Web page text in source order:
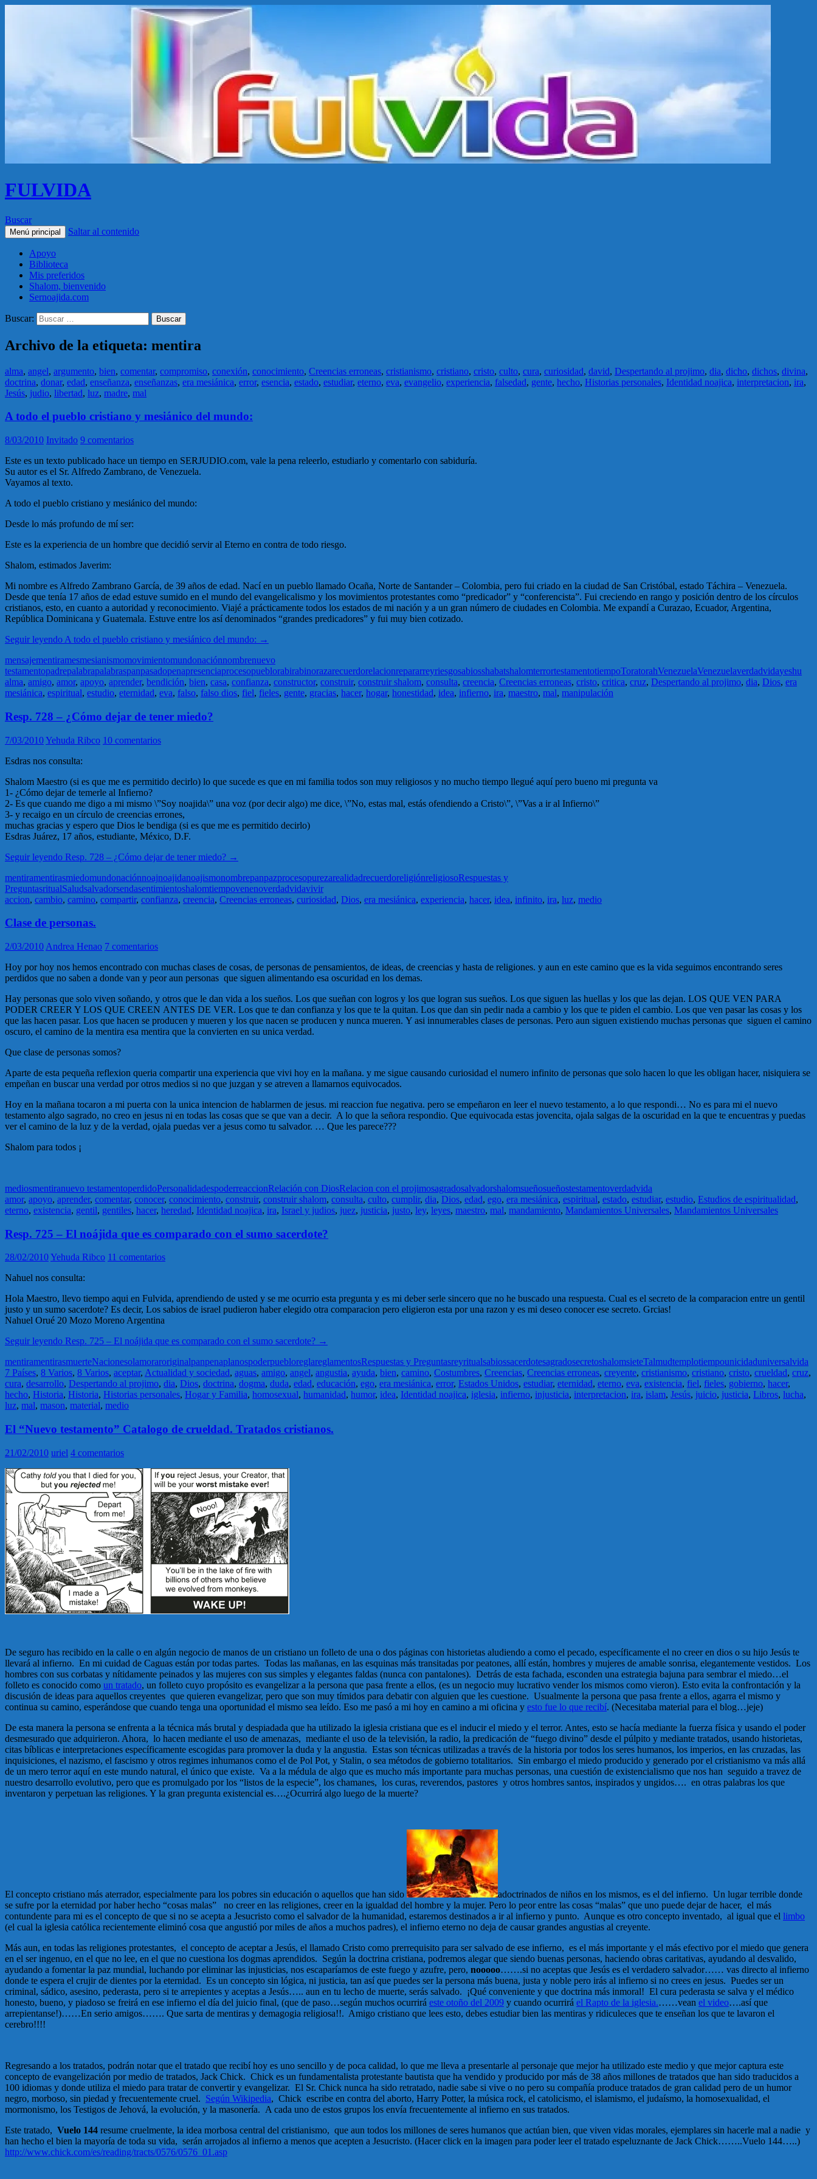
FULVIDA
Buscar
Menú principal Saltar al contenido
Apoyo
Biblioteca
Mis preferidos
Shalom, bienvenido
Sernoajida.com
Buscar:
Archivo de la etiqueta: mentira
alma, angel, argumento, bien, comentar, compromiso, conexión, conocimiento, Creencias erroneas, cristianismo, cristiano, cristo, culto, cura, curiosidad, david, Despertando al projimo, dia, dicho, dichos, divina,
doctrina, donar, edad, enseñanza, enseñanzas, era mesiánica, error, esencia, estado, estudiar, eterno, eva, evangelio, experiencia, falsedad, gente, hecho, Historias personales, Identidad noajica, interpretacion, ira,
Jesús, judio, libertad, luz, madre, mal
A todo el pueblo cristiano y mesiánico del mundo:
8/03/2010 Invitado 9 comentarios
Este es un texto publicado hace un tiempo en SERJUDIO.com, vale la pena releerlo, estudiarlo y comentarlo con sabiduría.
Su autor es el Sr. Alfredo Zambrano, de Venezuela.
Vayamos al texto.
A todo el pueblo cristiano y mesiánico del mundo:
Desde lo más profundo de mí ser:
Este es la experiencia de un hombre que decidió servir al Eterno en contra de todo riesgo.
Shalom, estimados Javerim:
Mi nombre es Alfredo Zambrano García, de 39 años de edad. Nací en un pueblo llamado Ocaña, Norte de Santander – Colombia, pero fui criado en la ciudad de San Cristóbal, estado Táchira – Venezuela.
Desde que tenía 17 años de edad estuve sumido en el mundo del evangelicalismo y los movimientos protestantes como “predicador” y “conferencista”. Fui creciendo en rango y posición dentro de los círculos
cristianos, esto, en cuanto a autoridad y reconocimiento. Viajé a prácticamente todos los estados de mi nación y a un gran número de ciudades en Colombia. Me expandí a Curazao, Ecuador, Argentina,
República Dominicana y Guatemala. Estuve entre los así denominados “grandes predicadores” y fui muy bien cotizado.
Seguir leyendo A todo el pueblo cristiano y mesiánico del mundo: →
mensajementiramesmesianismomovimientomundonaciónnombrenuevo
testamentopadrepalabrapalabraspanpasadopenapresenciaprocesopueblorabirabinorazarecuerdorelacionrepararreyriesgosabiosshabatshalomterrortestamentotiempoToratorahVenezuelaVenezuelaverdadvidayeshu
alma, amigo, amor, apoyo, aprender, bendición, bien, casa, confianza, constructor, construir, construir shalom, consulta, creencia, Creencias erroneas, cristo, critica, cruz, Despertando al projimo, dia, Dios, era
mesiánica, espiritual, estudio, eternidad, eva, falso, falso dios, fiel, fieles, gente, gracias, hacer, hogar, honestidad, idea, infierno, ira, maestro, mal, manipulación
Resp. 728 – ¿Cómo dejar de tener miedo?
7/03/2010Yehuda Ribco 10 comentarios
Esdras nos consulta:
Shalom Maestro (si es que me es permitido decirlo) lo que sucede es que en mi familia todos son muy religiosos y no mucho tiempo llegué aquí pero bueno mi pregunta va
1- ¿Cómo dejar de temerle al Infierno?
2- Es que cuando me digo a mi mismo \”Soy noajida\” una voz (por decir algo) me dice, \”No, estas mal, estás ofendiendo a Cristo\”, \”Vas a ir al Infierno\”
3- y recaigo en un círculo de creencias errones,
muchas gracias y espero que Dios le bendiga (si es que me es permitido decirlo)
Esdras Juárez, 17 años, estudiante, México, D.F.
Seguir leyendo Resp. 728 – ¿Cómo dejar de tener miedo? →
mentiramentirasmiedomundonaciónnoajnoajidanoajismonombrepanpazprocesopurezarealidadrecuerdoreligiónreligiosoRespuestas y
PreguntasritualSaludsalvadorsendasentimientoshalomtiempovenenoverdadvidavivir
accion, cambio, camino, compartir, confianza, creencia, Creencias erroneas, curiosidad, Dios, era mesiánica, experiencia, hacer, idea, infinito, ira, luz, medio
Clase de personas.
2/03/2010 Andrea Henao 7 comentarios
Hoy por hoy nos hemos encontrado con muchas clases de cosas, de personas de pensamientos, de ideas, de creencias y hasta de religiones. y aun en este camino que es la vida seguimos encontrando seres
perdidos que no saben a donde van y peor aun personas que siguen alimentando esa oscuridad en los demas.
Hay personas que solo viven soñando, y otros que le dan vida a los sueños. Los que sueñan con logros y los que logran sus sueños. Los que siguen las huellas y los que las dejan. LOS QUE VEN PARA
PODER CREER Y LOS QUE CREEN ANTES DE VER. Los que te dan confianza y los que te la quitan. Los que dan sin pedir nada a cambio y los que te piden el cambio. Los que ven pasar las cosas y los
que las hacen pasar. Los que hacen se producen y mueren y los que nacen se producen y nunca mueren. Y asi innumerables clases de personas. Pero aun siguen existiendo muchas personas que siguen el camino
oscuro, el camino de la mentira esa mentira que la convierten en su unica verdad.
Que clase de personas somos?
Aparte de esta pequeña reflexion queria compartir una experiencia que vivi hoy en la mañana. y me sigue causando curiosidad el numero infinito de personas que solo hacen lo que les obligan hacer, nisiquiera se
empeñan en buscar una verdad por otros medios si no que juzgan y se atreven a llamarnos equivocados.
Hoy en la mañana tocaron a mi puerta con la unica intencion de hablarmen de jesus. mi reaccion fue negativa. pero se empeñaron en leer el nuevo testamento, a lo que respondi… No es para mi el nuevo
testamento algo sagrado, no creo en jesus ni en todas las cosas que se que van a decir. A lo que la señora respondio. Que equivocada estas jovencita, ojala salgas de la oscuridad en la que te encuentras y puedas
ver el camino de la luz y de la verdad, ojala puedas ver a jesus como tu salvador. … Que les parece???
Shalom para todos ¡
mediosmentiranuevo testamentoperdidoPersonalidadespoderreaccionRelación con DiosRelacion con el projimosagradosalvadorshalomsueñosueñostestamentoverdadvida
amor, apoyo, aprender, comentar, conocer, conocimiento, construir, construir shalom, consulta, culto, cumplir, dia, Dios, edad, ego, era mesiánica, espiritual, estado, estudiar, estudio, Estudios de espiritualidad,
eterno, existencia, gentil, gentiles, hacer, heredad, Identidad noajica, ira, Israel y judios, juez, justicia, justo, ley, leyes, maestro, mal, mandamiento, Mandamientos Universales, Mandamientos Universales
Resp. 725 – El noájida que es comparado con el sumo sacerdote?
28/02/2010Yehuda Ribco 11 comentarios
Nahuel nos consulta:
Hola Maestro, llevo tiempo aqui en Fulvida, aprendiendo de usted y se me ocurrio esta pregunta y es mi deber serle sincero que no he buscado una respuesta. Cual es el secreto de la comparacion entre un gentil
justo y un sumo sacerdote? Es decir, Los sabios de israel pudieron haber elegido otra comparacion pero eligieron esta por una razon y es mi deseo conocer ese secreto. Grcias!
Nahuel Orué 20 Mozo Moreno Argentina
Seguir leyendo Resp. 725 – El noájida que es comparado con el sumo sacerdote? →
mentiramentirasmuerteNacionesolamoraroriginalpanpenaplanospoderpuebloreglareglamentosRespuestas y PreguntasreyritualsabiossacerdotesagradosecretoshalomsieteTalmudtemplotiempounicidaduniversalvida
7 Países, 8 Varios, 8 Varios, aceptar, Actualidad y sociedad, aguas, amigo, angel, angustia, ayuda, bien, camino, Costumbres, Creencias, Creencias erroneas, creyente, cristianismo, cristiano, cristo, crueldad, cruz,
cura, desarrollo, Despertando al projimo, dia, Dios, doctrina, dogma, duda, edad, educación, ego, era mesiánica, error, Estados Unidos, estudiar, eternidad, eterno, eva, existencia, fiel, fieles, gobierno, hacer,
hecho, Historia, Historia, Historias personales, Hogar y Familia, homosexual, humanidad, humor, idea, Identidad noajica, iglesia, infierno, injusticia, interpretacion, ira, islam, Jesús, juicio, justicia, Libros, lucha,
luz, mal, mason, material, medio
El “Nuevo testamento” Catalogo de crueldad. Tratados cristianos.
21/02/2010 uriel 4 comentarios
De seguro has recibido en la calle o en algún negocio de manos de un cristiano un folleto de una o dos páginas con historietas aludiendo a como el pecado, específicamente el no creer en dios o su hijo Jesús te
llevará al infierno. En mi cuidad de Caguas están por todas partes. Todas las mañanas, en las esquinas más transitadas por peatones, allí están, hombres y mujeres de amable sonrisa, elegantemente vestidos. Los
hombres con sus corbatas y nítidamente peinados y las mujeres con sus simples y elegantes faldas (nunca con pantalones). Detrás de esta fachada, esconden una estrategia bajuna para sembrar el miedo…el
folleto es conocido como un tratado, un folleto cuyo propósito es evangelizar a la persona que pasa frente a ellos, (es un negocio muy lucrativo vender los mismos como vieron). Esto evita la confrontación y la
discusión de ideas para aquellos creyentes que quieren evangelizar, pero que son muy tímidos para debatir con alguien que les cuestione. Usualmente la persona que pasa frente a ellos, agarra el mismo y
continua su camino, esperándose que cuando tenga una oportunidad el mismo sea leído. Eso me pasó a mi hoy en camino a mi oficina y esto fue lo que recibí. (Necesitaba material para el blog…jeje)
De esta manera la persona se enfrenta a la técnica más brutal y despiadada que ha utilizado la iglesia cristiana que es el inducir el miedo y el terror. Antes, esto se hacía mediante la fuerza física y usando el poder
desmesurado que adquirieron. Ahora, lo hacen mediante el uso de amenazas, mediante el uso de la televisión, la radio, la predicación de “fuego divino” desde el púlpito y mediante tratados, usando historietas,
citas bíblicas e interpretaciones específicamente escogidas para promover la duda y la angustia. Estas son técnicas utilizadas a través de la historia por todos los seres humanos, los imperios, en las cruzadas, las
inquisiciones, el nazismo, el fascismo y otros regimes inhumanos como el de Pol Pot, y Stalin, o sea métodos de gobierno totalitarios. Sin embargo el miedo producido y generado por el cristianismo va más allá
de un mero terror aquí en este mundo natural, el único que existe. Va a la médula de algo que es mucho más importante para muchas personas, una cuestión de existencialismo que nos han seguido a travez de
nuestro desarrollo evolutivo, pero que es promulgado por los “listos de la especie”, los chamanes, los curas, reverendos, pastores y otros hombres santos, inspirados y ungidos…. en otras palabras los que
inventaron y perpetuan las religiones. Y la gran pregunta existencial es….¿Ocurrirá algo luego de la muerte?
El concepto cristiano más aterrador, especialmente para los pobres sin educación o aquellos que han sido
adoctrinados de niños en los mismos, es el del infierno. Un lugar terrible donde
se sufre por la eternidad por haber hecho “cosas malas” no creer en las religiones, creer en la igualdad del hombre y la mujer. Pero lo peor entre las cosas “malas” que uno puede dejar de hacer, el más
contundente para mi es el concepto de que si no se acepta a Jesucristo como el salvador de la humanidad, estaremos destinados a ir al infierno y punto. Aunque es otro concepto inventado, al igual que el limbo
(el cual la iglesia católica recientemente eliminó cosa que angustió por miles de años a muchos padres), el infierno eterno no deja de causar grandes angustias al creyente.
Más aun, en todas las religiones protestantes, el concepto de aceptar a Jesús, el llamado Cristo como prerrequisito para ser salvado de ese infierno, es el más importante y el más efectivo por el miedo que genera
en el ser ingenuo, en el que no lee, en el que no cuestiona los dogmas aprendidos. Según la doctrina cristiana, podremos alegar que siendo buenas personas, haciendo obras caritativas, ayudando al desvalido,
ayudando a fomentar la paz mundial, luchando por eliminar las injusticias, nos escaparíamos de este fuego y azufre, pero, nooooo…….si no aceptas que Jesús es el verdadero salvador…… vas directo al infierno
donde te espera el crujir de dientes por la eternidad. Es un concepto sin lógica, ni justicia, tan así que puedes ser la persona más buena, justa y noble pero irás al infierno si no crees en jesus. Puedes ser un
criminal, sádico, asesino, pederasta, pero si te arrepientes y aceptas a Jesús….. aun en tu lecho de muerte, serás salvado. ¡Qué conveniente y que doctrina más inmoral! El cura pederasta se salva y el médico
honesto, bueno, y piadoso se freirá en ese infierno el día del juicio final, (que de paso…según muchos ocurrirá este otoño del 2009 y cuando ocurrirá el Rapto de la iglesia.……vean el video….así que
arrepientanse!)……En serio amigos……. Que sarta de mentiras y demagogia religiosa!!. Amigo cristiano que lees esto, debes estudiar bien las mentiras y ridiculeces que te enseñan los que te lavaron el
cerebro!!!!
Regresando a los tratados, podrán notar que el tratado que recibí hoy es uno sencillo y de poca calidad, lo que me lleva a presentarle al personaje que mejor ha utilizado este medio y que mejor captura este
concepto de evangelización por medio de tratados, Jack Chick. Chick es un fundamentalista protestante bautista que ha vendido y producido por más de 38 años millones de tratados que han sido traducidos a
100 idiomas y donde utiliza el miedo para tratar de convertir y evangelizar. El Sr. Chick nunca ha sido retratado, nadie sabe si vive o no pero su compañía produce tratados de gran calidad pero de un humor
negro, morboso, sin piedad y frecuentemente cruel. Según Wikipedia, Chick escribe en contra del aborto, Harry Potter, la música rock, el catolicismo, el islamismo, el judaísmo, la homosexualidad, el
mormonismo, los Testigos de Jehová, la evolución, y la masonería. A cada uno de estos grupos los envía frecuentemente al infierno en sus tratados.
Este tratado, Vuelo 144 resume cruelmente, la idea morbosa central del cristianismo, que aun todos los millones de seres humanos que actúan bien, que viven vidas morales, ejemplares sin hacerle mal a nadie y
han hecho el bien la mayoría de toda su vida, serán arrojados al infierno a menos que acepten a Jesucristo. (Hacer click en la imagen para poder leer el tratado espeluznante de Jack Chick……..Vuelo 144…..)
http://www.chick.com/es/reading/tracts/0576/0576_01.asp